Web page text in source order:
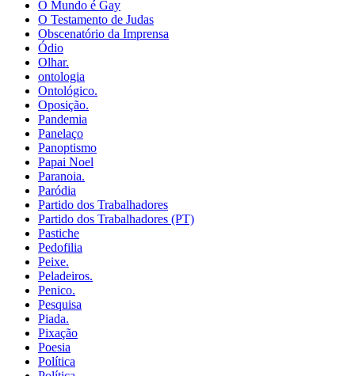
O Mundo é Gay
O Testamento de Judas
Obscenatório da Imprensa
Ódio
Olhar.
ontologia
Ontológico.
Oposição.
Pandemia
Panelaço
Panoptismo
Papai Noel
Paranoia.
Paródia
Partido dos Trabalhadores
Partido dos Trabalhadores (PT)
Pastiche
Pedofilia
Peixe.
Peladeiros.
Penico.
Pesquisa
Piada.
Pixação
Poesia
Política